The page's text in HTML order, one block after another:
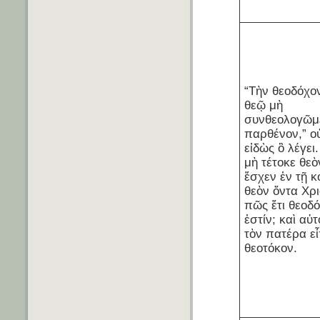
“Τὴν
θεῷ μὴ
παρθένον,”
εἰδὼς ὃ
μὴ τέτοκε
ἔσχεν ἐν τῇ
θεὸν ὄντα
πῶς ἔτι
ἐστίν; καὶ
τὸν πατέρα
θεοτόκον.